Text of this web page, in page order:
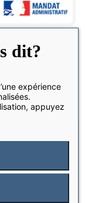
votre iPad Mini
dit?
expérience
appuyez